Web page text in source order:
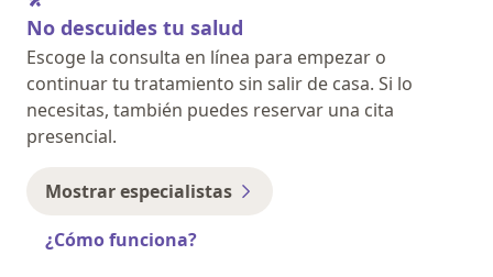
No descuides tu salud
Escoge la consulta en línea para empezar o
continuar tu tratamiento sin salir de casa. Si lo
necesitas, también puedes reservar una cita
presencial.
Mostrar especialistas
¿Cómo funciona?